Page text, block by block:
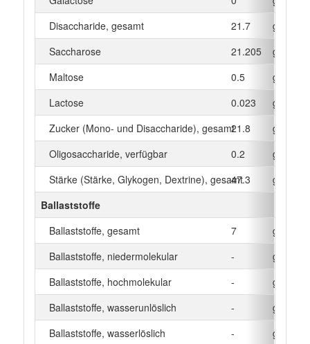
Disaccharide, gesamt
21.7
g
Saccharose
21.205
g
Maltose
0.5
g
Lactose
0.023
g
Zucker (Mono- und Disaccharide), gesamt21.8
g
Oligosaccharide, verfügbar
0.2
g
Stärke (Stärke, Glykogen, Dextrine), gesamt
47.3
g
Ballaststoffe
Ballaststoffe, gesamt
7
g
Ballaststoffe, niedermolekular
-
g
Ballaststoffe, hochmolekular
-
g
Ballaststoffe, wasserunlöslich
-
g
Ballaststoffe, wasserlöslich
-
g